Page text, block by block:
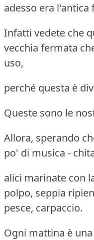
adesso era l'antica
Infatti vedete che
vecchia fermata
uso,
perché questa è
Queste sono le
Allora, sperando
po' di musica -
alici marinate con
polpo, seppia
pesce, carpaccio.
Ogni mattina è